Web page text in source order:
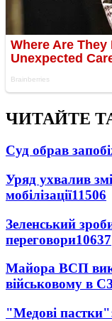
ЧИТАЙТЕ
Суд обрав
Уряд ухвалив
мобілізації11506
Зеленський
переговори10637
Майора ВСП
військовому в
"Медові